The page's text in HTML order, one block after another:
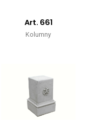
Art. 661
Kolumny